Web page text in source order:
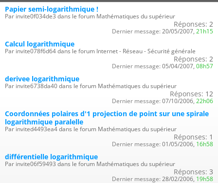
Papier semi-logarithmique !
Par invite0f034de3 dans le forum Mathématiques du supérieur
Réponses: 2
Dernier message: 20/05/2007, 21h15
Calcul logarithmique
Par invite078f6d64 dans le forum Internet - Réseau - Sécurité générale
Réponses: 2
Dernier message: 05/04/2007, 08h57
derivee logarithmique
Par invite6738da40 dans le forum Mathématiques du supérieur
Réponses: 12
Dernier message: 07/10/2006, 22h06
Coordonnées polaires d'1 projection de point sur une spirale
logarithmique paralelle
Par invited4493ea4 dans le forum Mathématiques du supérieur
Réponses: 1
Dernier message: 01/05/2006, 16h58
différentielle logarithmique
Par invite06f59493 dans le forum Mathématiques du supérieur
Réponses: 3
Dernier message: 28/02/2006, 19h58